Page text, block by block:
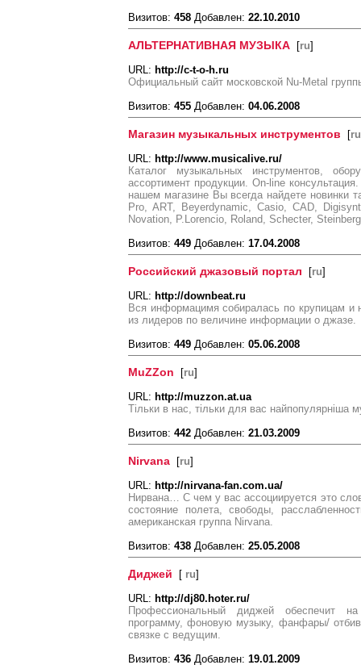
Визитов: 458 Добавлен: 22.10.2010
АЛЬТЕРНАТИВНАЯ МУЗЫКА [ru]
URL: http://c-t-o-h.ru
Официальный сайт московской Nu-Metal
Визитов: 455 Добавлен: 04.06.2008
Магазин музыкальных инструментов [ru
URL: http://www.musicalive.ru/
Каталог музыкальных инструментов,
ассортимент продукции. On-line
нашем магазине Вы всегда найдете новинки
Pro, ART, Beyerdynamic, Casio, CAD,
Novation, P.Lorencio, Roland, Schecter,
Визитов: 449 Добавлен: 17.04.2008
Российский джазовый портал [ru]
URL: http://downbeat.ru
Вся информацимя собиралась по крупицам и
из лидеров по величине информации о джазе.
Визитов: 449 Добавлен: 05.06.2008
MuZZon [ru]
URL: http://muzzon.at.ua
Тільки в нас, тільки для вас найпопулярніша
Визитов: 442 Добавлен: 21.03.2009
Nirvana [ru]
URL: http://nirvana-fan.com.ua/
Нирвана… С чем у вас ассоциируется это
состояние полета, свободы,
американская группа Nirvana.
Визитов: 438 Добавлен: 25.05.2008
Диджей [ ru]
URL: http://dj80.hoter.ru/
Профессиональный диджей обеспечит
программу, фоновую музыку, фанфары/
связке с ведущим.
Визитов: 436 Добавлен: 19.01.2009